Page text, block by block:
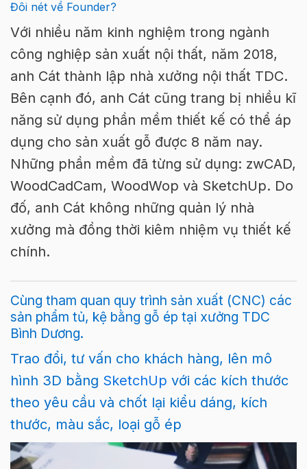
Đôi nét về Founder?
Với nhiều năm kinh nghiệm trong ngành
công nghiệp sản xuất nội thất, năm 2018,
anh Cát thành lập nhà xưởng nội thất TDC.
Bên cạnh đó, anh Cát cũng trang bị nhiều kĩ
năng sử dụng phần mềm thiết kế có thể áp
dụng cho sản xuất gỗ được 8 năm nay.
Những phần mềm đã từng sử dụng: zwCAD,
WoodCadCam, WoodWop và SketchUp. Do
đố, anh Cát không những quản lý nhà
xưởng mà đồng thời kiêm nhiệm vụ thiết kế
chính.
Cùng tham quan quy trình sản xuất (CNC) các
sản phẩm tủ, kệ bằng gỗ ép tại xưởng TDC
Bình Dương.
Trao đổi, tư vấn cho khách hàng, lên mô
hình 3D bằng SketchUp với các kích thước
theo yêu cầu và chốt lại kiểu dáng, kích
thước, màu sắc, loại gỗ ép